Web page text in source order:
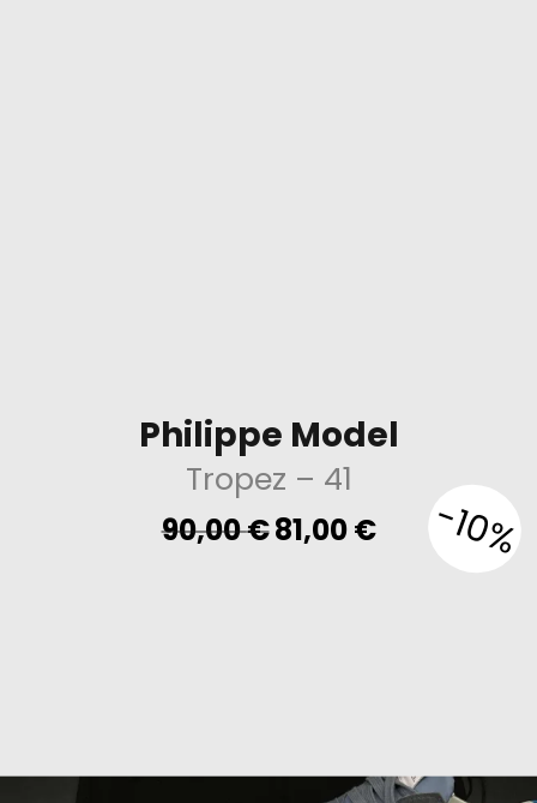
Philippe Model
Tropez – 41
90,00€ Original
price
81,00€Current-10%